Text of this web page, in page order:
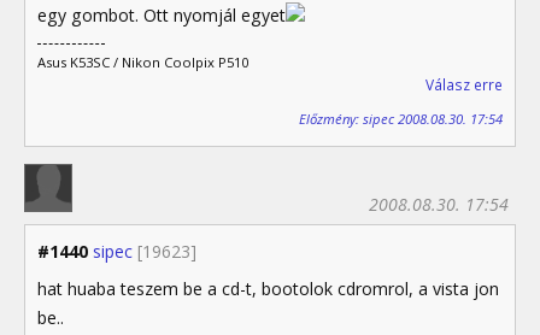
egy gombot. Ott nyomjál egyet
Asus K53SC / Nikon Coolpix P510
Válasz erre
Előzmény: sipec 2008.08.30. 17:54
#1440 sipec [19623]
2008.08.30. 17:54
hat huaba teszem be a cd-t, bootolok cdromrol, a vista jon
be..